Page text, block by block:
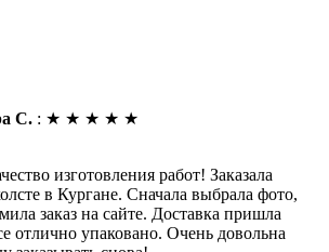
С. : ★ ★ ★ ★ ★
изготовления работ! Заказала
в Кургане. Сначала выбрала фото,
заказ на сайте. Доставка пришла
отлично упаковано. Очень довольна